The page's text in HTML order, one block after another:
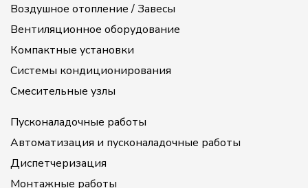
Воздушное отопление / Завесы
Вентиляционное оборудование
Компактные установки
Системы кондиционирования
Смесительные узлы
Пусконаладочные работы
Автоматизация и пусконаладочные работы
Диспетчеризация
Монтажные работы